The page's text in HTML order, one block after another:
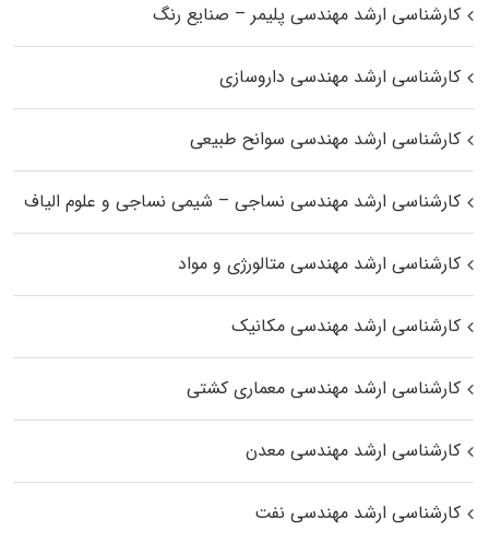
کارشناسی ارشد مهندسی پلیمر – صنایع رنگ
کارشناسی ارشد مهندسی داروسازی
کارشناسی ارشد مهندسی سوانح طبیعی
کارشناسی ارشد مهندسی نساجی – شیمی نساجی و علوم الیاف
کارشناسی ارشد مهندسی متالورژی و مواد
کارشناسی ارشد مهندسی مکانیک
کارشناسی ارشد مهندسی معماری کشتی
کارشناسی ارشد مهندسی معدن
کارشناسی ارشد مهندسی نفت